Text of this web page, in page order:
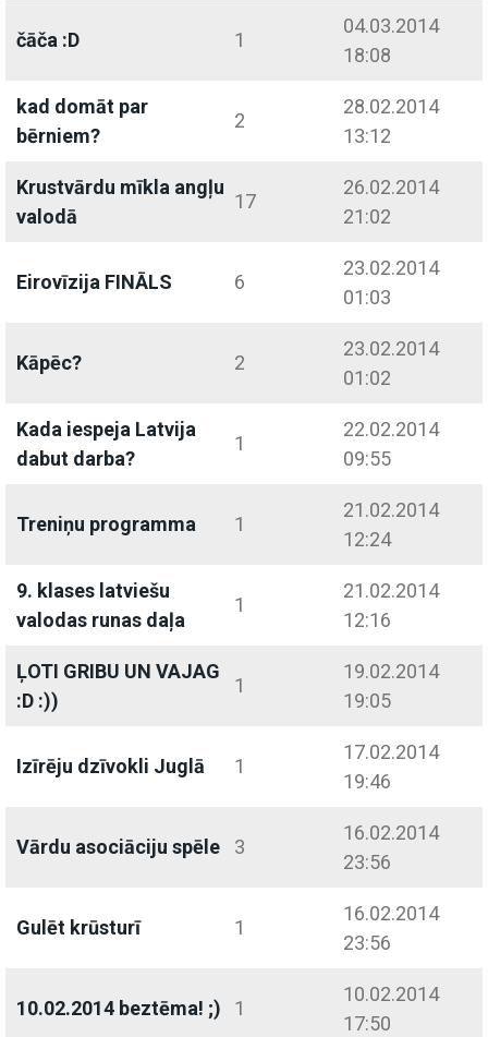
čāča :D 1
04.03.2014
18:08
kad domāt par
bērniem?
2
28.02.2014
13:12
Krustvārdu mīkla angļu
valodā
17
26.02.2014
21:02
Eirovīzija FINĀLS 6
23.02.2014
01:03
Kāpēc? 2
23.02.2014
01:02
Kada iespeja Latvija
dabut darba?
1
22.02.2014
09:55
Treniņu programma 1
21.02.2014
12:24
9. klases latviešu
valodas runas daļa
1
21.02.2014
12:16
ĻOTI GRIBU UN VAJAG
:D :))
1
19.02.2014
19:05
Izīrēju dzīvokli Juglā 1
17.02.2014
19:46
Vārdu asociāciju spēle 3
16.02.2014
23:56
Gulēt krūsturī 1
16.02.2014
23:56
10.02.2014 beztēma! ;) 1
10.02.2014
17:50